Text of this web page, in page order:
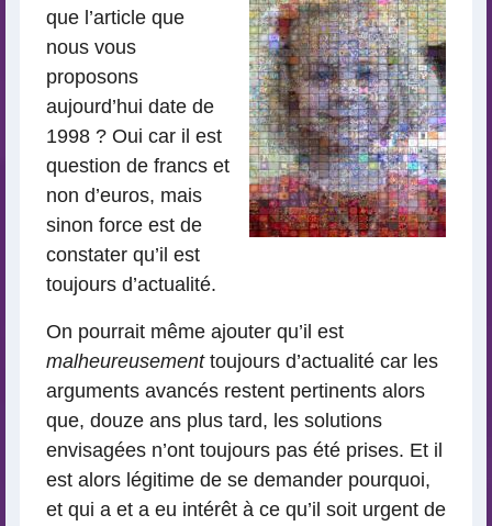
que l’article que
nous vous
proposons
aujourd’hui date de
1998 ? Oui car il est
question de francs et
non d’euros, mais
sinon force est de
constater qu’il est
toujours d’actualité.
On pourrait même ajouter qu’il est
malheureusementtoujours d’actualité car les
arguments avancés restent pertinents alors
que, douze ans plus tard, les solutions
envisagées n’ont toujours pas été prises. Et il
est alors légitime de se demander pourquoi,
et qui a et a eu intérêt à ce qu’il soit urgent de